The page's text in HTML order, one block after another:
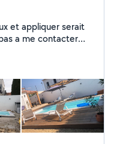
et appliquer serait